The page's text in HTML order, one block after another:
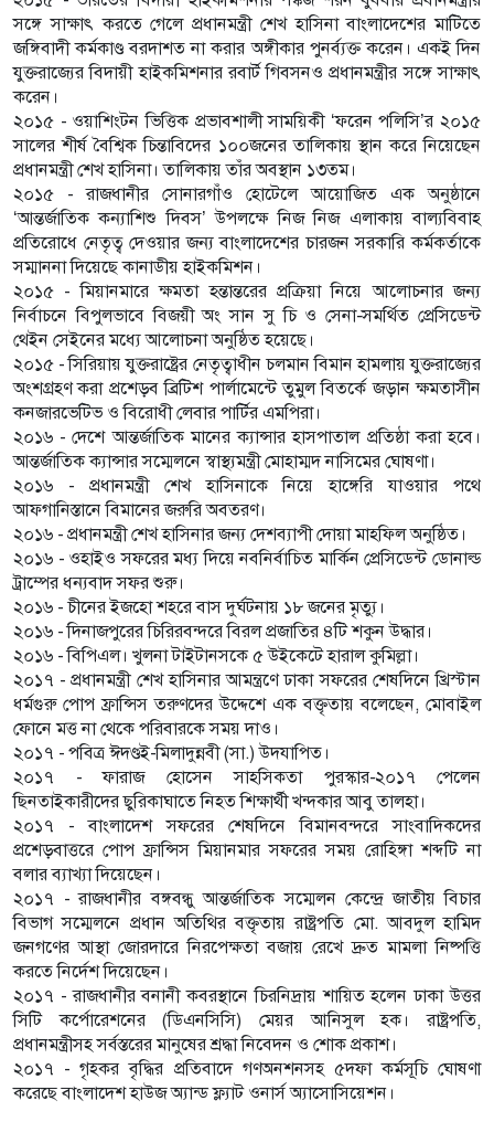
সঙ্গে সাক্ষাৎ করতে গেলে প্রধানমন্ত্রী শেখ হাসিনা বাংলাদেশের মাটিতে
জঙ্গিবাদী কর্মকাণ্ড বরদাশত না করার অঙ্গীকার পুনর্ব্যক্ত করেন। একই দিন
যুক্তরাজ্যের বিদায়ী হাইকমিশনার রবার্ট গিবসনও প্রধানমন্ত্রীর সঙ্গে সাক্ষাৎ
করেন।
২০১৫ - ওয়াশিংটন ভিত্তিক প্রভাবশালী সাময়িকী ‘ফরেন পলিসি’র ২০১৫
সালের শীর্ষ বৈশ্বিক চিন্তাবিদের ১০০জনের তালিকায় স্থান করে নিয়েছেন
প্রধানমন্ত্রী শেখ হাসিনা। তালিকায় তাঁর অবস্থান ১৩তম।
২০১৫ - রাজধানীর সোনারগাঁও হোটেলে আয়োজিত এক অনুষ্ঠানে
‘আন্তর্জাতিক কন্যাশিশু দিবস’ উপলক্ষে নিজ নিজ এলাকায় বাল্যবিবাহ
প্রতিরোধে নেতৃত্ব দেওয়ার জন্য বাংলাদেশের চারজন সরকারি কর্মকর্তাকে
সম্মাননা দিয়েছে কানাডীয় হাইকমিশন।
২০১৫ - মিয়ানমারে ক্ষমতা হন্তান্তরের প্রক্রিয়া নিয়ে আলোচনার জন্য
নির্বাচনে বিপুলভাবে বিজয়ী অং সান সু চি ও সেনা-সমর্থিত প্রেসিডেন্ট
থেইন সেইনের মধ্যে আলোচনা অনুষ্ঠিত হয়েছে।
২০১৫ - সিরিয়ায় যুক্তরাষ্ট্রের নেতৃত্বাধীন চলমান বিমান হামলায় যুক্তরাজ্যের
অংশগ্রহণ করা প্রশেড়ব ব্রিটিশ পার্লামেন্টে তুমুল বিতর্কে জড়ান ক্ষমতাসীন
কনজারভেটিভ ও বিরোধী লেবার পার্টির এমপিরা।
২০১৬ - দেশে আন্তর্জাতিক মানের ক্যান্সার হাসপাতাল প্রতিষ্ঠা করা হবে।
আন্তর্জাতিক ক্যান্সার সম্মেলনে স্বাস্থ্যমন্ত্রী মোহাম্মদ নাসিমের ঘোষণা।
২০১৬ - প্রধানমন্ত্রী শেখ হাসিনাকে নিয়ে হাঙ্গেরি যাওয়ার পথে
আফগানিস্তানে বিমানের জরুরি অবতরণ।
২০১৬ - প্রধানমন্ত্রী শেখ হাসিনার জন্য দেশব্যাপী দোয়া মাহফিল অনুষ্ঠিত।
২০১৬ - ওহাইও সফরের মধ্য দিয়ে নবনির্বাচিত মার্কিন প্রেসিডেন্ট ডোনাল্ড
ট্রাম্পের ধন্যবাদ সফর শুরু।
২০১৬ - চীনের ইজহো শহরে বাস দুর্ঘটনায় ১৮ জনের মৃত্যু।
২০১৬ - দিনাজপুরের চিরিরবন্দরে বিরল প্রজাতির ৪টি শকুন উদ্ধার।
২০১৬ - বিপিএল। খুলনা টাইটানসকে ৫ উইকেটে হারাল কুমিল্লা।
২০১৭ - প্রধানমন্ত্রী শেখ হাসিনার আমন্ত্রণে ঢাকা সফরের শেষদিনে খ্রিস্টান
ধর্মগুরু পোপ ফ্রান্সিস তরুণদের উদ্দেশে এক বক্তৃতায় বলেছেন, মোবাইল
ফোনে মত্ত না থেকে পরিবারকে সময় দাও।
২০১৭ - পবিত্র ঈদণ্ডই-মিলাদুন্নবী (সা.) উদযাপিত।
২০১৭ - ফারাজ হোসেন সাহসিকতা পুরস্কার-২০১৭ পেলেন
ছিনতাইকারীদের ছুরিকাঘাতে নিহত শিক্ষার্থী খন্দকার আবু তালহা।
২০১৭ - বাংলাদেশ সফরের শেষদিনে বিমানবন্দরে সাংবাদিকদের
প্রশেড়বাত্তরে পোপ ফ্রান্সিস মিয়ানমার সফরের সময় রোহিঙ্গা শব্দটি না
বলার ব্যাখ্যা দিয়েছেন।
২০১৭ - রাজধানীর বঙ্গবন্ধু আন্তর্জাতিক সম্মেলন কেন্দ্রে জাতীয় বিচার
বিভাগ সম্মেলনে প্রধান অতিথির বক্তৃতায় রাষ্ট্রপতি মো. আবদুল হামিদ
জনগণের আস্থা জোরদারে নিরপেক্ষতা বজায় রেখে দ্রুত মামলা নিষ্পত্তি
করতে নির্দেশ দিয়েছেন।
২০১৭ - রাজধানীর বনানী কবরস্থানে চিরনিদ্রায় শায়িত হলেন ঢাকা উত্তর
সিটি কর্পোরেশনের (ডিএনসিসি) মেয়র আনিসুল হক। রাষ্ট্রপতি,
প্রধানমন্ত্রীসহ সর্বস্তরের মানুষের শ্রদ্ধা নিবেদন ও শোক প্রকাশ।
২০১৭ - গৃহকর বৃদ্ধির প্রতিবাদে গণঅনশনসহ ৫দফা কর্মসূচি ঘোষণা
করেছে বাংলাদেশ হাউজ অ্যান্ড ফ্ল্যাট ওনার্স অ্যাসোসিয়েশন।